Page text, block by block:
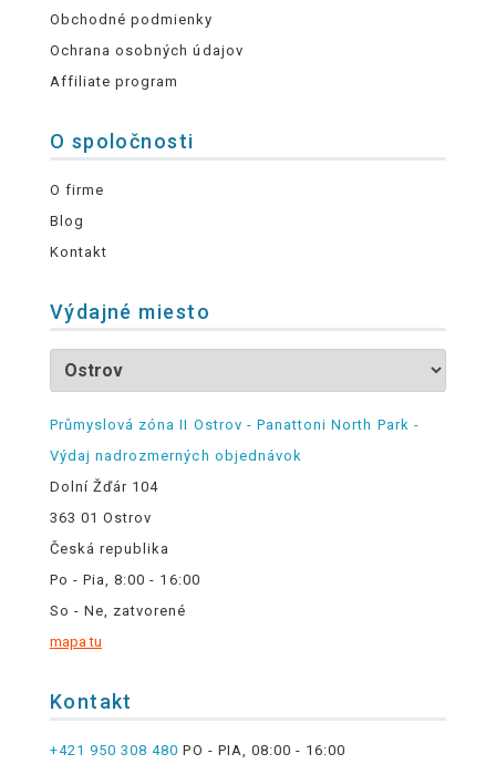
Obchodné podmienky
Ochrana osobných údajov
Affiliate program
O spoločnosti
O firme
Blog
Kontakt
Výdajné miesto
Průmyslová zóna II Ostrov - Panattoni North Park -
Výdaj nadrozmerných objednávok
Dolní Žďár 104
363 01 Ostrov
Česká republika
Po - Pia, 8:00 - 16:00
So - Ne, zatvorené
mapa tu
Kontakt
+421 950 308 480 PO - PIA, 08:00 - 16:00